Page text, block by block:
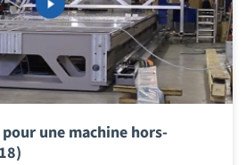
une machine hors-